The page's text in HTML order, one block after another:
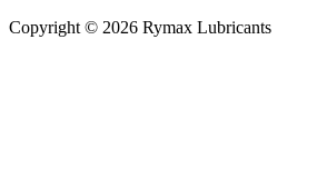
Copyright © 2026 Rymax Lubricants